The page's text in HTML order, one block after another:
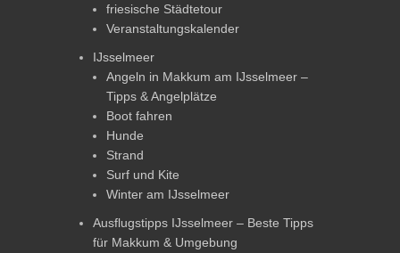
friesische Städtetour
Veranstaltungskalender
IJsselmeer
Angeln in Makkum am IJsselmeer –
Tipps & Angelplätze
Boot fahren
Hunde
Strand
Surf und Kite
Winter am IJsselmeer
Ausflugstipps IJsselmeer – Beste Tipps
für Makkum & Umgebung